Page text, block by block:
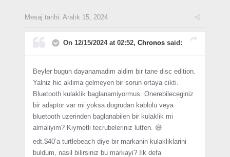
Mesaj tarihi: Aralık 15, 2024
On 12/15/2024 at 02:52, Chronos said:
Beyler bugun dayanamadim aldim bir tane disc edition.
Yalniz hic aklima gelmeyen bir sorun ortaya cikti.
Bluetooth kulaklik baglanamiyormus. Onerebileceginiz
bir adaptor var mi yoksa dogrudan kablolu veya
bluetooth uzerinden baglanabilen bir kulaklik mi
almaliyim? Kiymetli tecrubeleriniz lutfen. 😅
edt.$40’a turtlebeach diye bir markanin kulakliklarini
buldum, nasil bilirsiniz bu markayi? Ilk defa